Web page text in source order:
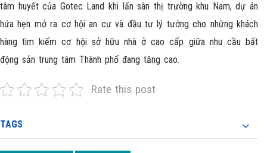
tâm huyết của Gotec Land khi lấn sân thị trường khu Nam, dự án
hứa hẹn mở ra cơ hội an cư và đầu tư lý tưởng cho những khách
hàng tìm kiếm cơ hội sở hữu nhà ở cao cấp giữa nhu cầu bất
động sản trung tâm Thành phố đang tăng cao.
Rate this post
TAGS